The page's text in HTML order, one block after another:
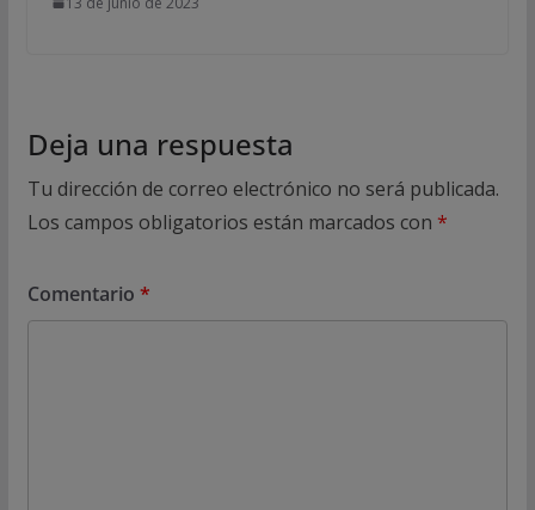
Deja una respuesta
Tu dirección de correo electrónico no será publicada.
Los campos obligatorios están marcados con *
Comentario *